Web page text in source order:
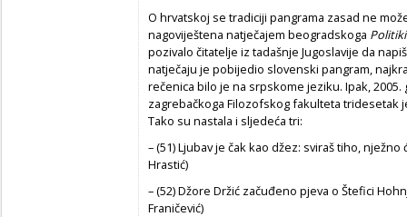
O hrvatskoj se tradiciji pangrama zasad ne
nagoviještena natječajem beogradskoga
pozivalo čitatelje iz tadašnje Jugoslavije da
natječaju je pobijedio slovenski pangram,
rečenica bilo je na srpskome jeziku. Ipak,
zagrebačkoga Filozofskog fakulteta tridesetak
Tako su nastala i sljedeća tri:
– (51) Ljubav je čak kao džez: sviraš tiho,
Hrastić)
– (52) Džore Držić začuđeno pjeva o Štefici
Franičević)